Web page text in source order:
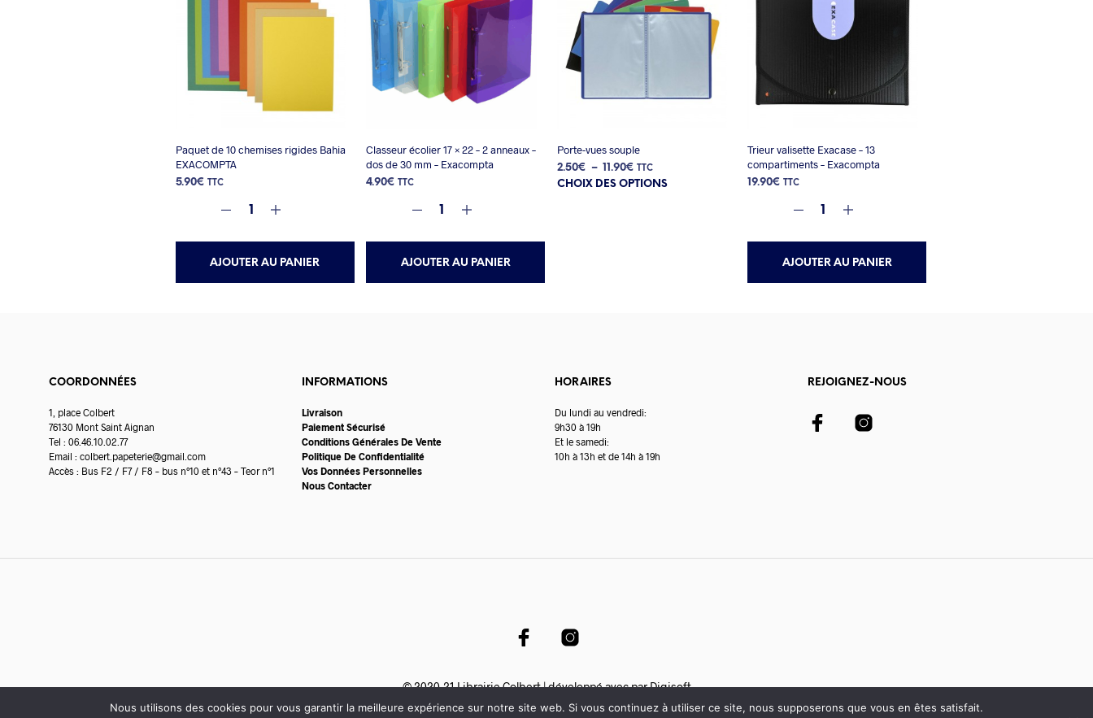
Paquet de 10 chemises rigides Bahia
EXACOMPTA
5.90€ TTC
AJOUTER AU PANIER
Classeur écolier 17 × 22 – 2 anneaux –
dos de 30 mm – Exacompta
4.90€ TTC
AJOUTER AU PANIER
Porte-vues souple
2.50€ – 11.90€Plage
de
TTC
CHOIX DES OPTIONSCe
Trieur valisette Exacase – 13
compartiments – Exacompta
19.90€ TTC
AJOUTER AU PANIER
COORDONNÉES
1, place Colbert
76130 Mont Saint Aignan
Tel : 06.46.10.02.77
Email : colbert.papeterie@gmail.com
Accès : Bus F2 / F7 / F8 – bus n°10 et n°43 – Teor n°1
INFORMATIONS
Livraison
Paiement Sécurisé
Conditions Générales De Vente
Politique De Confidentialité
Vos Données Personnelles
Nous Contacter
HORAIRES
Du lundi au vendredi:
9h30 à 19h
Et le samedi:
10h à 13h et de 14h à 19h
REJOIGNEZ-NOUS
© 2020-21 Librairie Colbert | développé avec parDigisoft
Nous utilisons des cookies pour vous garantir la meilleure expérience sur notre site web. Si vous continuez à utiliser ce site, nous supposerons que vous en êtes satisfait.